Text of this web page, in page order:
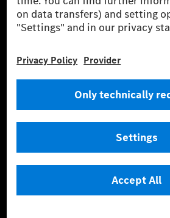
Helyszínek
Jogi nyilatkozat